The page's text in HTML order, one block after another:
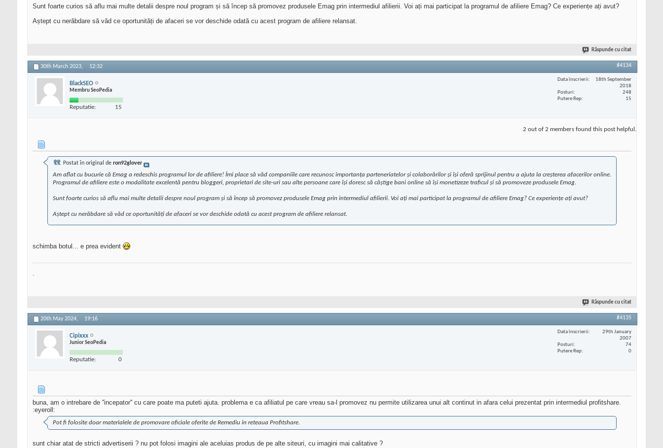
Sunt foarte curios să aflu mai multe detalii despre noul program și să încep să promovez produsele Emag prin intermediul afilierii. Voi ați mai participat la programul de afiliere Emag? Ce experiențe ați avut?
Aștept cu nerăbdare să văd ce oportunități de afaceri se vor deschide odată cu acest program de afiliere relansat.
Răspunde cu citat
30th March 2023, 12:32 #4134
BlackSEO
Membru SeoPedia
Reputatie: 15
Data înscrierii
18th September
2018
Posturi
248
Putere Rep
15
2 out of 2 members found this post helpful.
Postat în original de ron92glover
Am aflat cu bucurie că Emag a redeschis programul lor de afiliere! Îmi place să văd companiile care recunosc importanța parteneriatelor și colaborărilor și își oferă sprijinul pentru a ajuta la creșterea afacerilor online.
Programul de afiliere este o modalitate excelentă pentru bloggeri, proprietari de site-uri sau alte persoane care își doresc să câștige bani online să își monetizeze traficul și să promoveze produsele Emag.
Sunt foarte curios să aflu mai multe detalii despre noul program și să încep să promovez produsele Emag prin intermediul afilierii. Voi ați mai participat la programul de afiliere Emag? Ce experiențe ați avut?
Aștept cu nerăbdare să văd ce oportunități de afaceri se vor deschide odată cu acest program de afiliere relansat.
schimba botul... e prea evident
.
Răspunde cu citat
20th May 2024, 19:16 #4135
Cipixxx
Junior SeoPedia
Reputatie: 0
Data înscrierii
29th January
2007
Posturi
74
Putere Rep
0
buna, am o intrebare de ''incepator'' cu care poate ma puteti ajuta. problema e ca afiliatul pe care vreau sa-l promovez nu permite utilizarea unui alt continut in afara celui prezentat prin intermediul profitshare.
:eyeroll:
Pot fi folosite doar materialele de promovare oficiale oferite de Remediu in reteaua Profitshare.
sunt chiar atat de stricti advertiserii ? nu pot folosi imagini ale aceluias produs de pe alte siteuri, cu imagini mai calitative ?